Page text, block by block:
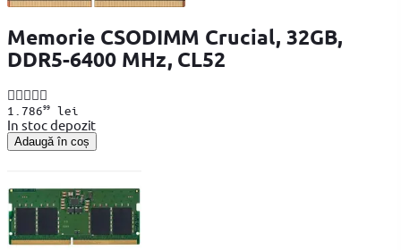
Memorie CSODIMM Crucial, 32GB,
DDR5-6400 MHz, CL52
1.78699lei
In stoc depozit
Adaugă în coș